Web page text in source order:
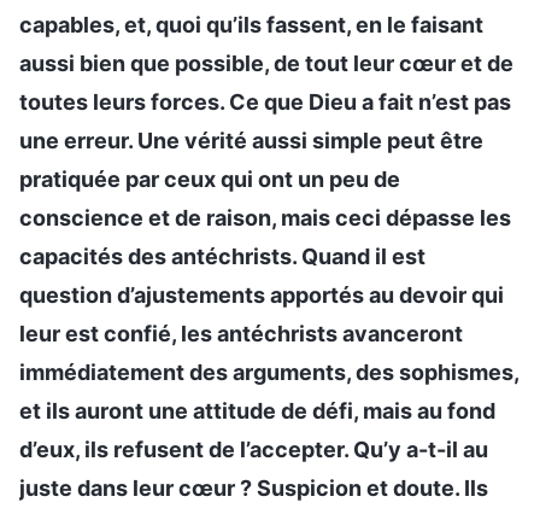
capables, et, quoi qu’ils fassent, en le faisant
aussi bien que possible, de tout leur cœur et de
toutes leurs forces. Ce que Dieu a fait n’est pas
une erreur. Une vérité aussi simple peut être
pratiquée par ceux qui ont un peu de
conscience et de raison, mais ceci dépasse les
capacités des antéchrists. Quand il est
question d’ajustements apportés au devoir qui
leur est confié, les antéchrists avanceront
immédiatement des arguments, des sophismes,
et ils auront une attitude de défi, mais au fond
d’eux, ils refusent de l’accepter. Qu’y a-t-il au
juste dans leur cœur ? Suspicion et doute. Ils